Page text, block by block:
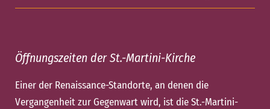
Öffnungszeiten der St.-Martini-Kirche
Einer der Renaissance-Standorte, an denen die
Vergangenheit zur Gegenwart wird, ist die St.-Martini-